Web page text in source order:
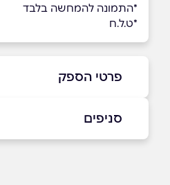
*התמונה להמחשה בלבד
*ט.ל.ח
פרטי הספק
באתר בפייסבוק
סניפים